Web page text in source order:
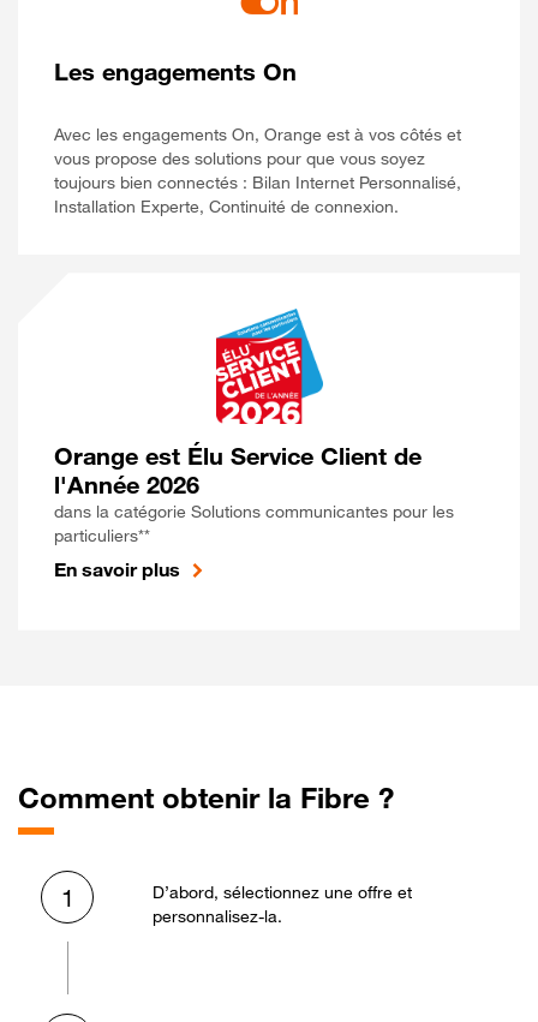
Les engagements On
Avec les engagements On, Orange est à vos côtés et
vous propose des solutions pour que vous soyez
toujours bien connectés : Bilan Internet Personnalisé,
Installation Experte, Continuité de connexion.
Orange est Élu Service Client de
l'Année 2026
dans la catégorie Solutions communicantes pour les
particuliers**
En savoir plus
Comment obtenir la Fibre ?
1
D’abord, sélectionnez une offre et
personnalisez-la.